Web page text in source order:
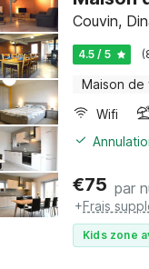
Couvin,
4.5 / 5
Maison de
Wifi
€75 par
+Frais
Kids zone